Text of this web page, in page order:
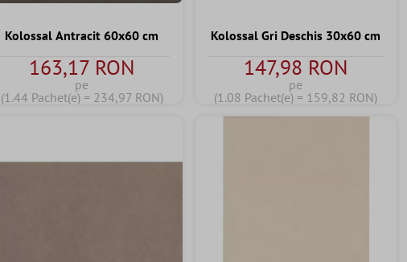
Kolossal Antracit 60x60 cm
163,17 RON
pe
(1.44 Pachet(e) = 234,97 RON)
Kolossal Gri Deschis 30x60 cm
147,98 RON
pe
(1.08 Pachet(e) = 159,82 RON)